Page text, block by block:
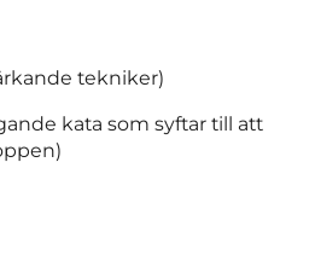
tekniker)
kata som syftar till att